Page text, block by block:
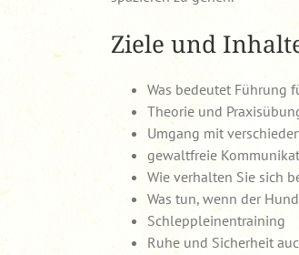
Ziele und
Was bedeutet Führung
Theorie und
Umgang mit
gewaltfreie
Wie verhalten Sie sich
Was tun, wenn der
Schleppleinentraining
Ruhe und Sicherheit